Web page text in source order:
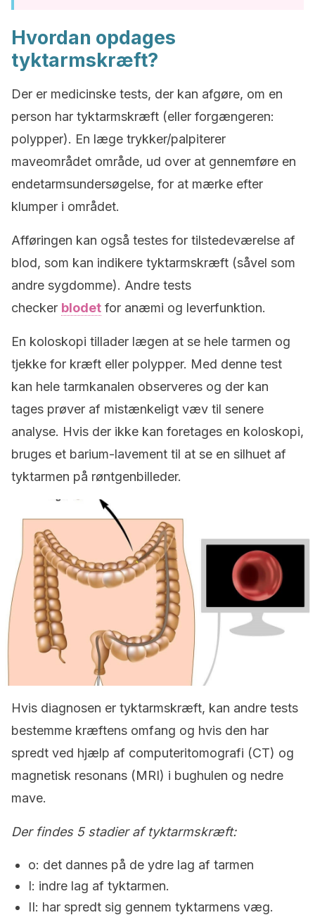
Hvordan opdages
tyktarmskræft?
Der er medicinske tests, der kan afgøre, om en
person har tyktarmskræft (eller forgængeren:
polypper). En læge trykker/palpiterer
maveområdet område, ud over at gennemføre en
endetarmsundersøgelse, for at mærke efter
klumper i området.
Afføringen kan også testes for tilstedeværelse af
blod, som kan indikere tyktarmskræft (såvel som
andre sygdomme). Andre tests
checker blodet for anæmi og leverfunktion.
En koloskopi tillader lægen at se hele tarmen og
tjekke for kræft eller polypper. Med denne test
kan hele tarmkanalen observeres og der kan
tages prøver af mistænkeligt væv til senere
analyse. Hvis der ikke kan foretages en koloskopi,
bruges et barium-lavement til at se en silhuet af
tyktarmen på røntgenbilleder.
Hvis diagnosen er tyktarmskræft, kan andre tests
bestemme kræftens omfang og hvis den har
spredt ved hjælp af computeritomografi (CT) og
magnetisk resonans (MRI) i bughulen og nedre
mave.
Der findes 5 stadier af tyktarmskræft:
o: det dannes på de ydre lag af tarmen
I: indre lag af tyktarmen.
II: har spredt sig gennem tyktarmens væg.